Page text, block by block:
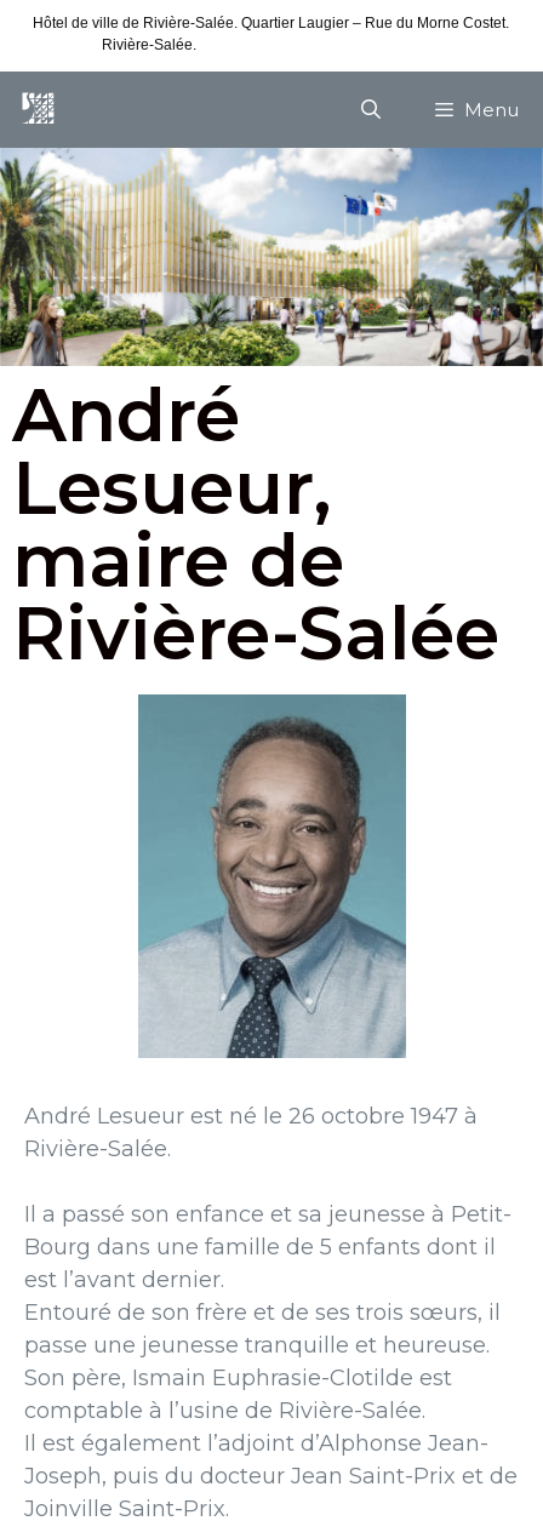
Hôtel de ville de Rivière-Salée. Quartier Laugier – Rue du Morne Costet.
Rivière-Salée.
Menu
André
Lesueur,
maire de
Rivière-Salée
André Lesueur est né le 26 octobre 1947 à
Rivière-Salée.
Il a passé son enfance et sa jeunesse à Petit-
Bourg dans une famille de 5 enfants dont il
est l’avant dernier.
Entouré de son frère et de ses trois sœurs, il
passe une jeunesse tranquille et heureuse.
Son père, Ismain Euphrasie-Clotilde est
comptable à l’usine de Rivière-Salée.
Il est également l’adjoint d’Alphonse Jean-
Joseph, puis du docteur Jean Saint-Prix et de
Joinville Saint-Prix.